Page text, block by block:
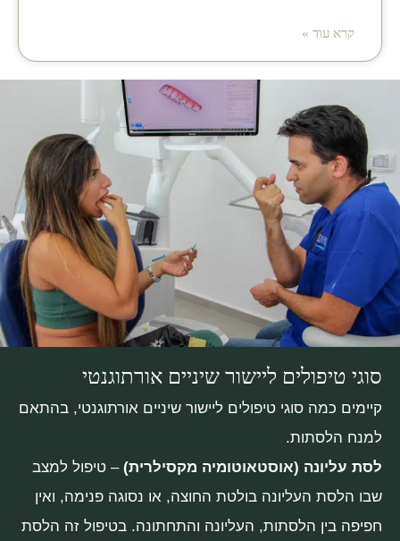
קרא עוד »
סוגי טיפולים ליישור שיניים אורתוגנטי
קיימים כמה סוגי טיפולים ליישור שיניים אורתוגנטי, בהתאם
למנח הלסתות.
לסת עליונה (אוסטאוטומיה מקסילרית) – טיפול למצב
שבו הלסת העליונה בולטת החוצה, או נסוגה פנימה, ואין
חפיפה בין הלסתות, העליונה והתחתונה. בטיפול זה הלסת